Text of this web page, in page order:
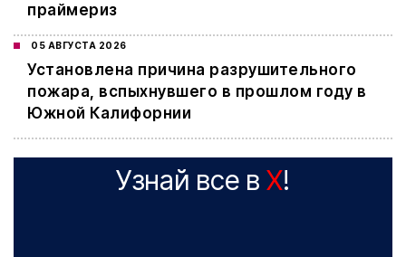
праймериз
05 АВГУСТА 2026
Установлена причина разрушительного
пожара, вспыхнувшего в прошлом году в
Южной Калифорнии
Узнай все в X!